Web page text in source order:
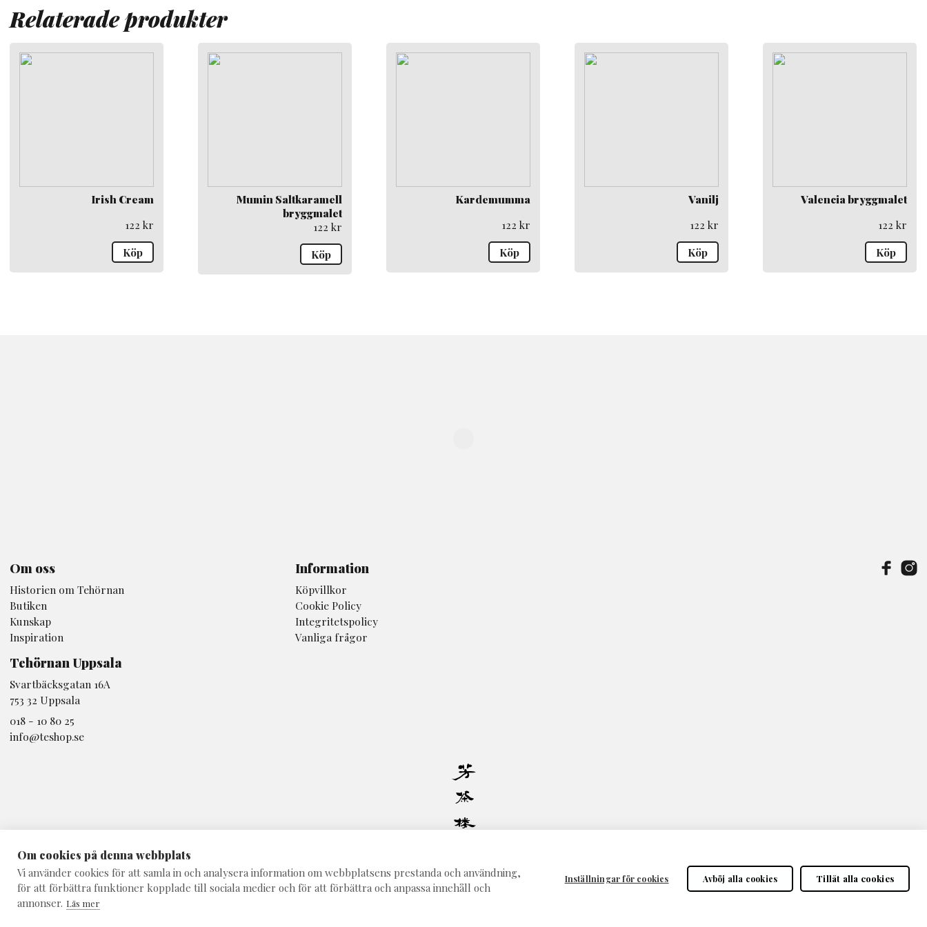
Relaterade produkter
Irish Cream
122kr
Köp
Mumin Saltkaramell
bryggmalet
122kr
Köp
Kardemumma
122kr
Köp
Vanilj
122kr
Köp
Valencia bryggmalet
122kr
Köp
Om oss
Historien om Tehörnan
Butiken
Kunskap
Inspiration
Information
Köpvillkor
Cookie Policy
Integritetspolicy
Vanliga frågor
Tehörnan Uppsala
Svartbäcksgatan 16A
753 32 Uppsala
018 - 10 80 25
info@teshop.se
Om cookies på denna webbplats
Vi använder cookies för att samla in och analysera information om webbplatsens prestanda och användning,
för att förbättra funktioner kopplade till sociala medier och för att förbättra och anpassa innehåll och
annonser. Läs mer
Inställningar för cookies Avböj alla cookies Tillåt alla cookies